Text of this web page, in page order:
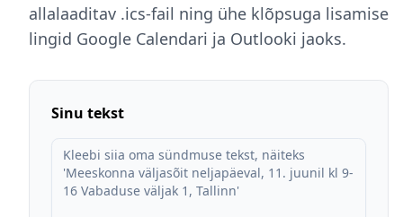
allalaaditav .ics-fail ning ühe klõpsuga lisamise
lingid Google Calendari ja Outlooki jaoks.
Sinu tekst